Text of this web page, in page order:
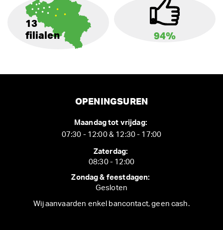
13
filialen
94%
OPENINGSUREN
Maandag tot vrijdag:
07:30 - 12:00 & 12:30 - 17:00
Zaterdag:
08:30 - 12:00
Zondag & feestdagen:
Gesloten
Wij aanvaarden enkel bancontact, geen cash.